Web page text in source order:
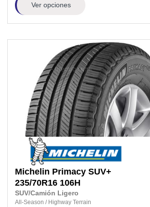
Ver opciones
Michelin Primacy SUV+
235/70R16 106H
SUV/Camión Ligero
All-Season / Highway Terrain